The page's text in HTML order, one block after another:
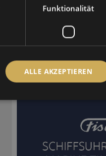
Funktionalität
ALLE AKZEPTIEREN